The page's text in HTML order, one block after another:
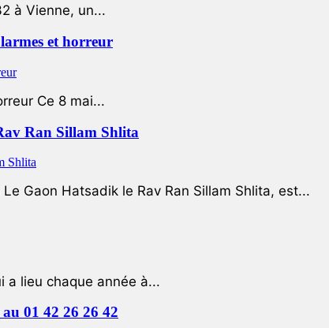
à Vienne, un...
et horreur
Ce 8 mai...
Ran Sillam Shlita
Gaon Hatsadik le Rav Ran Sillam Shlita, est...
a lieu chaque année à...
01 42 26 26 42